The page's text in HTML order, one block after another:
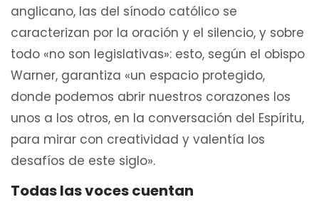
anglicano, las del sínodo católico se
caracterizan por la oración y el silencio, y sobre
todo «no son legislativas»: esto, según el obispo
Warner, garantiza «un espacio protegido,
donde podemos abrir nuestros corazones los
unos a los otros, en la conversación del Espíritu,
para mirar con creatividad y valentía los
desafíos de este siglo».
Todas las voces cuentan